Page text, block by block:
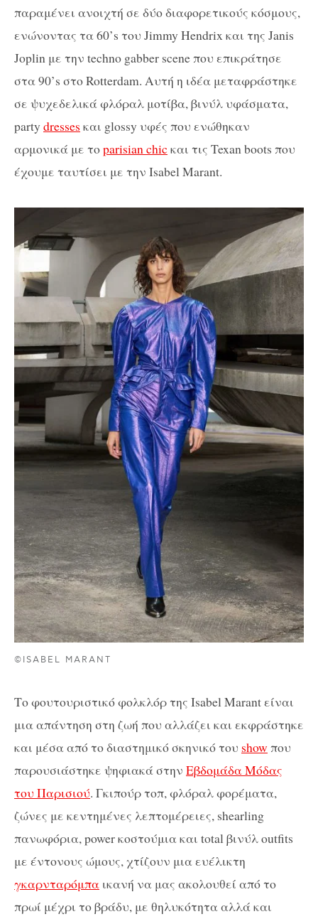
παραμένει ανοιχτή σε δύο διαφορετικούς κόσμους,
ενώνοντας τα 60’s του Jimmy Hendrix και της Janis
Joplin με την techno gabber scene που επικράτησε
στα 90’s στο Rotterdam. Αυτή η ιδέα μεταφράστηκε
σε ψυχεδελικά φλόραλ μοτίβα, βινύλ υφάσματα,
party dresses και glossy υφές που ενώθηκαν
αρμονικά με τοparisian chic και τις Texan boots που
έχουμε ταυτίσει με την Isabel Marant.
©ISABEL MARANT
Το φουτουριστικό φολκλόρ της Isabel Marant είναι
μια απάντηση στη ζωή που αλλάζει και εκφράστηκε
και μέσα από το διαστημικό σκηνικό του show που
παρουσιάστηκε ψηφιακά στην Εβδομάδα Μόδας
του Παρισιού. Γκιπούρ τοπ, φλόραλ φορέματα,
ζώνες με κεντημένες λεπτομέρειες, shearling
πανωφόρια, power κοστούμια και total βινύλ outfits
με έντονους ώμους, χτίζουν μια ευέλικτη
γκαρνταρόμπα ικανή να μας ακολουθεί από το
πρωί μέχρι το βράδυ, με θηλυκότητα αλλά και